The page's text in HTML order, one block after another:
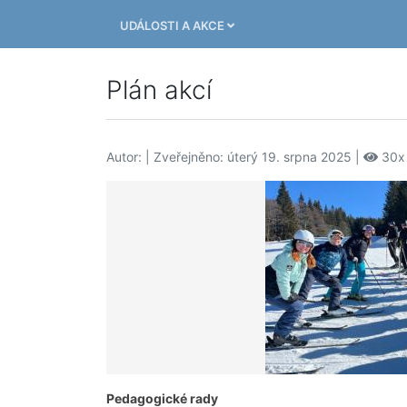
UDÁLOSTI A AKCE
Plán akcí
Autor: | Zveřejněno: úterý 19. srpna 2025 | 30x
Pedagogické rady